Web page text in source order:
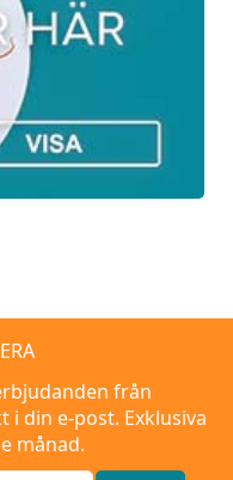
uppdukat.
från
din e-post. Exklusiva
månad.